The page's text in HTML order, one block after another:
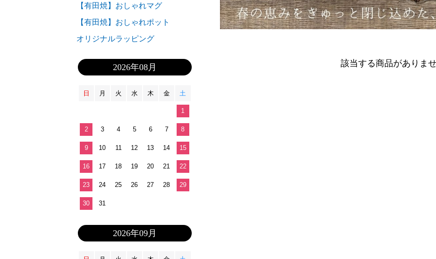
該当する商品がありま
【有田焼】おしゃれマグ
【有田焼】おしゃれポット
オリジナルラッピング
2026年08月
日 月 火 水 木 金 土
1
2 3 4 5 6 7 8
9 10 11 12 13 14 15
16 17 18 19 20 21 22
23 24 25 26 27 28 29
30 31
2026年09月